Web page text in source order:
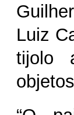
Luiz
tijolo